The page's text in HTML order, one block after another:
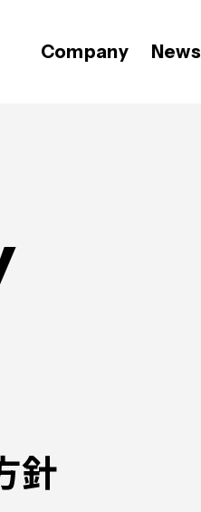
Company News
針